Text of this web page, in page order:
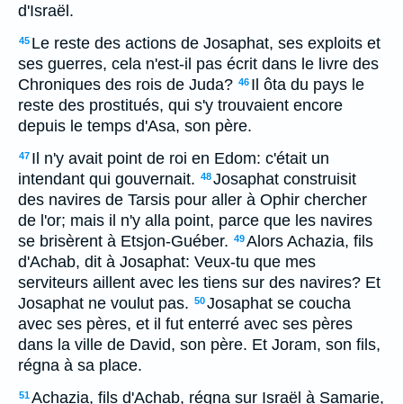
d'Israël.
45 Le reste des actions de Josaphat, ses exploits et
ses guerres, cela n'est-il pas écrit dans le livre des
Chroniques des rois de Juda? 46 Il ôta du pays le
reste des prostitués, qui s'y trouvaient encore
depuis le temps d'Asa, son père.
47 Il n'y avait point de roi en Edom: c'était un
intendant qui gouvernait. 48Josaphat construisit
des navires de Tarsis pour aller à Ophir chercher
de l'or; mais il n'y alla point, parce que les navires
se brisèrent à Etsjon-Guéber. 49Alors Achazia, fils
d'Achab, dit à Josaphat: Veux-tu que mes
serviteurs aillent avec les tiens sur des navires? Et
Josaphat ne voulut pas. 50Josaphat se coucha
avec ses pères, et il fut enterré avec ses pères
dans la ville de David, son père. Et Joram, son fils,
régna à sa place.
51Achazia, fils d'Achab, régna sur Israël à Samarie,